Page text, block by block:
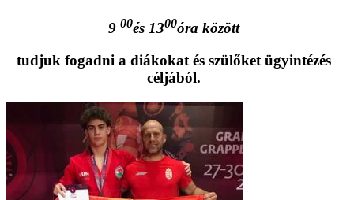
9 00és 1300óra között
tudjuk fogadni a diákokat és szülőket ügyintézés
céljából.